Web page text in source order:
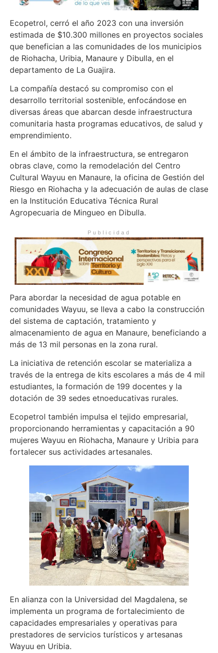
Ecopetrol, cerró el año 2023 con una inversión
estimada de $10.300 millones en proyectos sociales
que benefician a las comunidades de los municipios
de Riohacha, Uribia, Manaure y Dibulla, en el
departamento de La Guajira.
La compañía destacó su compromiso con el
desarrollo territorial sostenible, enfocándose en
diversas áreas que abarcan desde infraestructura
comunitaria hasta programas educativos, de salud y
emprendimiento.
En el ámbito de la infraestructura, se entregaron
obras clave, como la remodelación del Centro
Cultural Wayuu en Manaure, la oficina de Gestión del
Riesgo en Riohacha y la adecuación de aulas de clase
en la Institución Educativa Técnica Rural
Agropecuaria de Mingueo en Dibulla.
Publicidad
Para abordar la necesidad de agua potable en
comunidades Wayuu, se lleva a cabo la construcción
del sistema de captación, tratamiento y
almacenamiento de agua en Manaure, beneficiando a
más de 13 mil personas en la zona rural.
La iniciativa de retención escolar se materializa a
través de la entrega de kits escolares a más de 4 mil
estudiantes, la formación de 199 docentes y la
dotación de 39 sedes etnoeducativas rurales.
Ecopetrol también impulsa el tejido empresarial,
proporcionando herramientas y capacitación a 90
mujeres Wayuu en Riohacha, Manaure y Uribia para
fortalecer sus actividades artesanales.
En alianza con la Universidad del Magdalena, se
implementa un programa de fortalecimiento de
capacidades empresariales y operativas para
prestadores de servicios turísticos y artesanas
Wayuu en Uribia.